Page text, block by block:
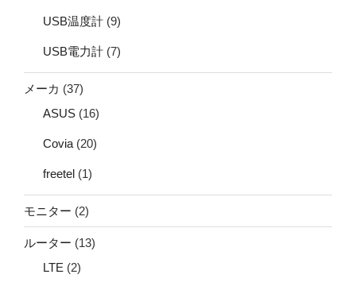
USB温度計 (9)
USB電力計 (7)
メーカ (37)
ASUS (16)
Covia (20)
freetel (1)
モニター (2)
ルーター (13)
LTE (2)